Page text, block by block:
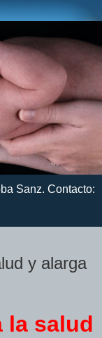
Sanz. Contacto:
y alarga
la salud